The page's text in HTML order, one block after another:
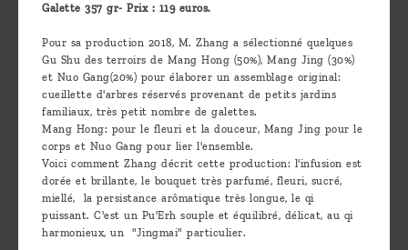
Galette 357 gr- Prix : 119 euros.
Pour sa production 2018, M. Zhang a sélectionné quelques
Gu Shu des terroirs de Mang Hong (50%), Mang Jing (30%)
et Nuo Gang(20%) pour élaborer un assemblage original:
cueillette d'arbres réservés provenant de petits jardins
familiaux, très petit nombre de galettes.
Mang Hong: pour le fleuri et la douceur, Mang Jing pour le
corps et Nuo Gang pour lier l'ensemble.
Voici comment Zhang décrit cette production: l'infusion est
dorée et brillante, le bouquet très parfumé, fleuri, sucré,
miellé, la persistance arômatique très longue, le qi
puissant. C'est un Pu'Erh souple et équilibré, délicat, au qi
harmonieux, un "Jingmai" particulier.